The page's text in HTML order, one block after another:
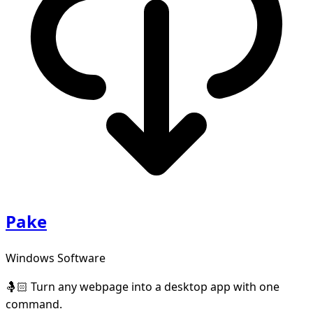
Pake
Windows Software
🤱🏻 Turn any webpage into a desktop app with one
command.